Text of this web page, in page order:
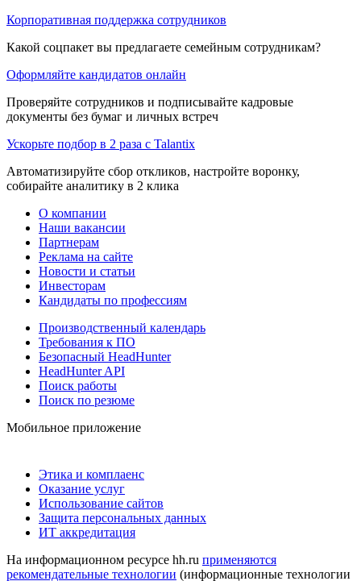
Корпоративная поддержка сотрудников
Какой соцпакет вы предлагаете семейным сотрудникам?
Оформляйте кандидатов онлайн
Проверяйте сотрудников и подписывайте кадровые
документы без бумаг и личных встреч
Ускорьте подбор в 2 раза с Talantix
Автоматизируйте сбор откликов, настройте воронку,
собирайте аналитику в 2 клика
О компании
Наши вакансии
Партнерам
Реклама на сайте
Новости и статьи
Инвесторам
Кандидаты по профессиям
Производственный календарь
Требования к ПО
Безопасный HeadHunter
HeadHunter API
Поиск работы
Поиск по резюме
Мобильное приложение
Этика и комплаенс
Оказание услуг
Использование сайтов
Защита персональных данных
ИТ аккредитация
На информационном ресурсе hh.ru применяются
рекомендательные технологии (информационные технологии